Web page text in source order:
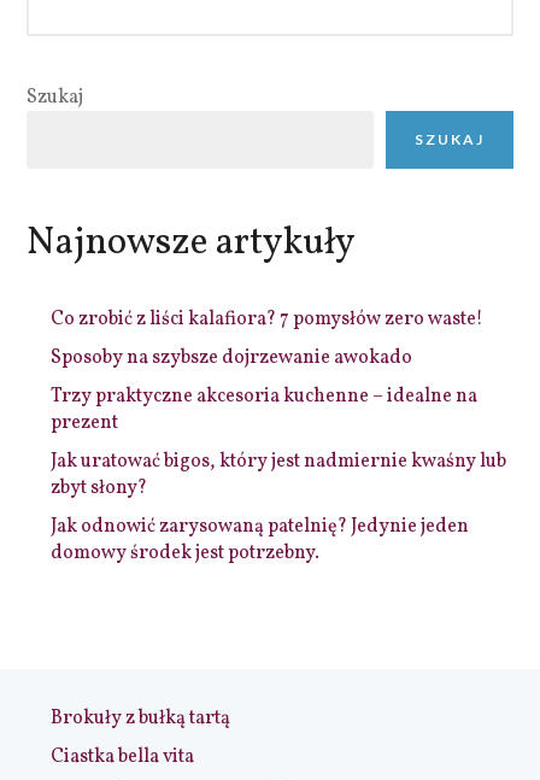
Szukaj
SZUKAJ
Najnowsze artykuły
Co zrobić z liści kalafiora? 7 pomysłów zero waste!
Sposoby na szybsze dojrzewanie awokado
Trzy praktyczne akcesoria kuchenne – idealne na
prezent
Jak uratować bigos, który jest nadmiernie kwaśny lub
zbyt słony?
Jak odnowić zarysowaną patelnię? Jedynie jeden
domowy środek jest potrzebny.
Brokuły z bułką tartą
Ciastka bella vita